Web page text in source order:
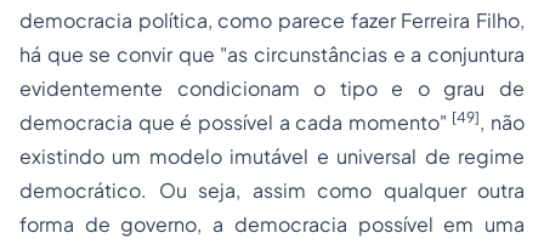
democracia política, como parece fazer Ferreira Filho,
há que se convir que "as circunstâncias e a conjuntura
evidentemente condicionam o tipo e o grau de
democracia que é possível a cada momento" [49], não
existindo um modelo imutável e universal de regime
democrático. Ou seja, assim como qualquer outra
forma de governo, a democracia possível em uma